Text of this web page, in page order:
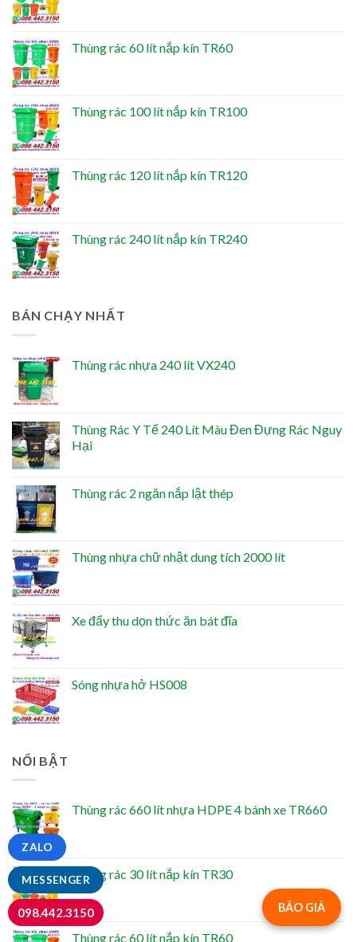
Thùng rác 60 lít nắp kín TR60
Thùng rác 100 lít nắp kín TR100
Thùng rác 120 lít nắp kín TR120
Thùng rác 240 lít nắp kín TR240
BÁN CHẠY NHẤT
Thùng rác nhựa 240 lít VX240
Thùng Rác Y Tế 240 Lít Màu Đen Đựng Rác Nguy
Hại
Thùng rác 2 ngăn nắp lật thép
Thùng nhựa chữ nhật dung tích 2000 lít
Xe đẩy thu dọn thức ăn bát đĩa
Sóng nhựa hở HS008
NỔI BẬT
Thùng rác 660 lít nhựa HDPE 4 bánh xe TR660
Thùng rác 30 lít nắp kín TR30
Thùng rác 60 lít nắp kín TR60
BÁO GIÁ
MESSENGER
ZALO
098.442.3150